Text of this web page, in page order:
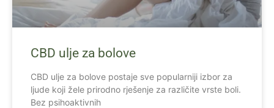
CBD ulje za bolove
CBD ulje za bolove postaje sve popularniji izbor za
ljude koji žele prirodno rješenje za različite vrste boli.
Bez psihoaktivnih